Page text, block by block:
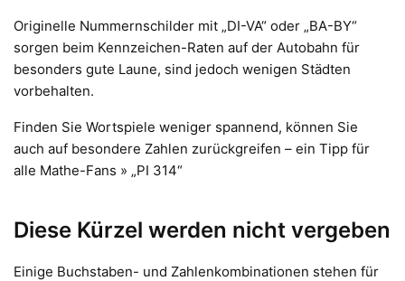
Originelle Nummernschilder mit „DI-VA“ oder „BA-BY“
sorgen beim Kennzeichen-Raten auf der Autobahn für
besonders gute Laune, sind jedoch wenigen Städten
vorbehalten.
Finden Sie Wortspiele weniger spannend, können Sie
auch auf besondere Zahlen zurückgreifen – ein Tipp für
alle Mathe-Fans » „PI 314“
Diese Kürzel werden nicht vergeben
Einige Buchstaben- und Zahlenkombinationen stehen für